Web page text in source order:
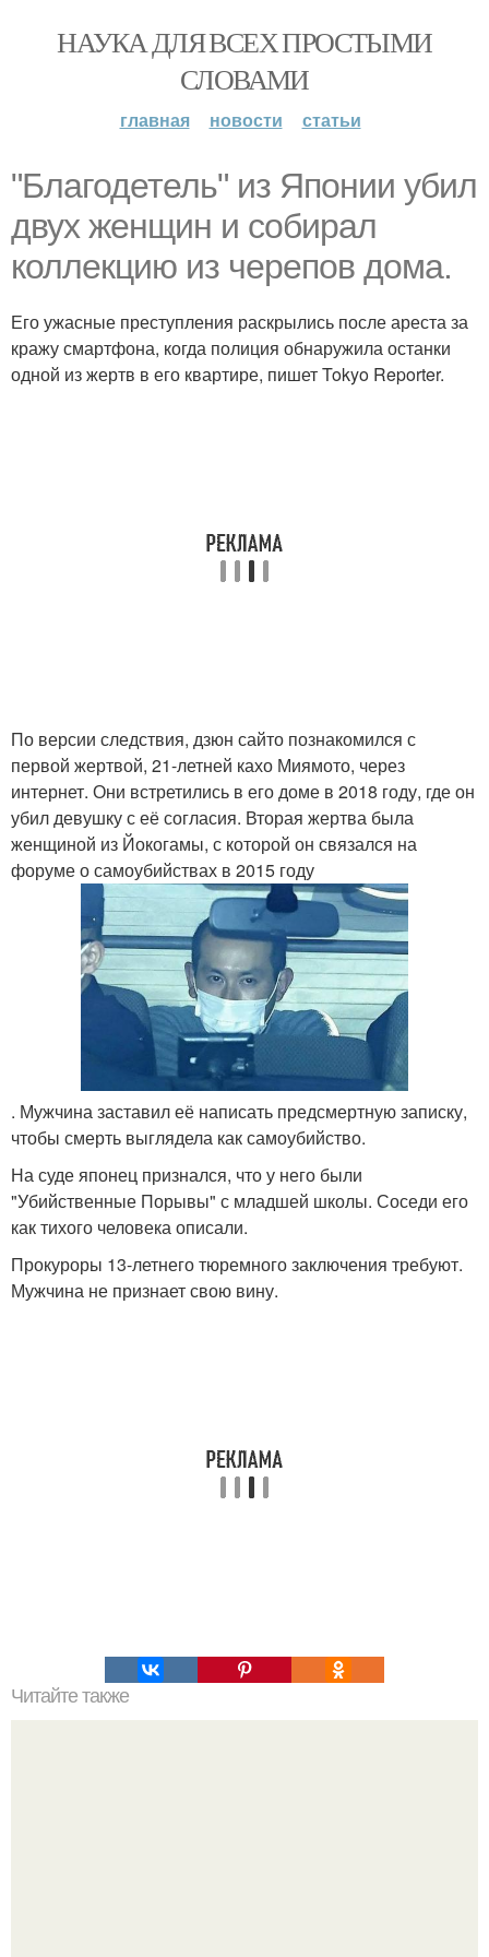
НАУКА ДЛЯ ВСЕХ ПРОСТЫМИ
СЛОВАМИ
главная новости статьи
"Благодетель" из Японии убил
двух женщин и собирал
коллекцию из черепов дома.
Его ужасные преступления раскрылись после ареста за
кражу смартфона, когда полиция обнаружила останки
одной из жертв в его квартире, пишет Tokyo Reporter.
По версии следствия, дзюн сайто познакомился с
первой жертвой, 21-летней кахо Миямото, через
интернет. Они встретились в его доме в 2018 году, где он
убил девушку с её согласия. Вторая жертва была
женщиной из Йокогамы, с которой он связался на
форуме о самоубийствах в 2015 году
. Мужчина заставил её написать предсмертную записку,
чтобы смерть выглядела как самоубийство.
На суде японец признался, что у него были
"Убийственные Порывы" с младшей школы. Соседи его
как тихого человека описали.
Прокуроры 13-летнего тюремного заключения требуют.
Мужчина не признает свою вину.
Читайте также